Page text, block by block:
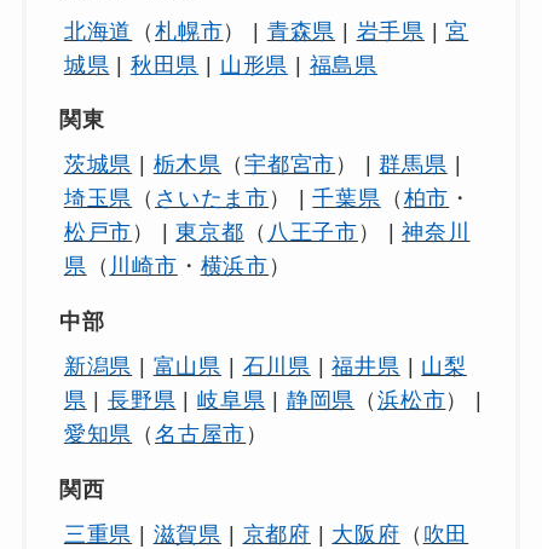
北海道
（札幌市） | 青森県 | 岩手県 |宮
城県 | 秋田県 | 山形県 | 福島県
関東
茨城県
栃木県 （ 宇都宮市 ） |群馬県
埼玉県 （ さいたま市 ） |千葉県 （ 柏市 ・
松戸市 ） |東京都 （ 八王子市 ） |神奈川
県 （ 川崎市 ・ 横浜市 ）
中部
新潟県
富山県 石川県 |福井県
山梨
県 |長野県 岐阜県 静岡県 （ 浜松市） |
愛知県 （名古屋市 ）
関西
三重県
滋賀県 京都府 大阪府 （ 吹田